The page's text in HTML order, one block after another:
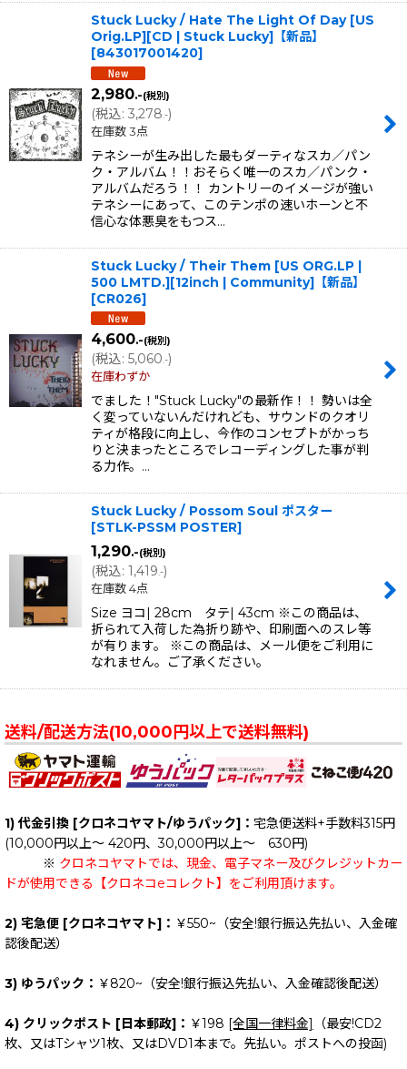
Stuck Lucky / Hate The Light Of Day [US
Orig.LP][CD | Stuck Lucky]【新品】
[843017001420]
2,980.-(税別)
(税込: 3,278.-)
在庫数 3点
テネシーが生み出した最もダーティなスカ／パン
ク・アルバム！！おそらく唯一のスカ／パンク・
アルバムだろう！！ カントリーのイメージが強い
テネシーにあって、このテンポの速いホーンと不
信心な体悪臭をもつス…
Stuck Lucky / Their Them [US ORG.LP |
500 LMTD.][12inch | Community]【新品】
[CR026]
4,600.-(税別)
(税込: 5,060.-)
在庫わずか
でました！"Stuck Lucky"の最新作！！ 勢いは全
く変っていないんだけれども、サウンドのクオリ
ティが格段に向上し、今作のコンセプトがかっち
りと決まったところでレコーディングした事が判
る力作。…
Stuck Lucky / Possom Soul ポスター
[STLK-PSSM POSTER]
1,290.-(税別)
(税込: 1,419.-)
在庫数 4点
Size ヨコ| 28cm タテ| 43cm ※この商品は、
折られて入荷した為折り跡や、印刷面へのスレ等
が有ります。 ※この商品は、メール便をご利用に
なれません。ご了承ください。
送料/配送方法(10,000円以上で送料無料)
1) 代金引換 [クロネコヤマト/ゆうパック]： 宅急便送料+手数料315円
(10,000円以上～ 420円、30,000円以上～ 630円)
※ クロネコヤマトでは、現金、電子マネー及びクレジットカー
ドが使用できる【クロネコeコレクト】をご利用頂けます。
2) 宅急便 [クロネコヤマト]： ￥550~（安全!銀行振込先払い、入金確
認後配送）
3) ゆうパック： ￥820~（安全!銀行振込先払い、入金確認後配送）
4) クリックポスト [日本郵政]： ￥198 [全国一律料金]
（最安!CD2
枚、又はTシャツ1枚、又はDVD1本まで。先払い。ポストへの投函)